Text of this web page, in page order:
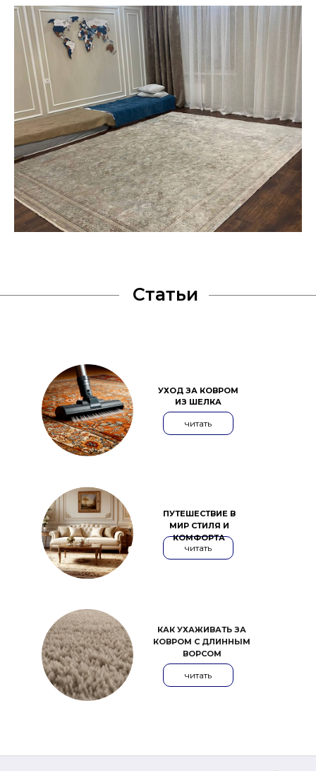
Статьи
читать
читать
читать
УХОД ЗА КОВРОМ
ИЗ ШЕЛКА
КАК УХАЖИВАТЬ ЗА
КОВРОМ С ДЛИННЫМ
ВОРСОМ
ПУТЕШЕСТВИЕ В
МИР СТИЛЯ И
КОМФОРТА